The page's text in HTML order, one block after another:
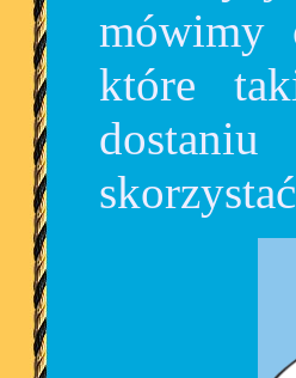
mówimy
które